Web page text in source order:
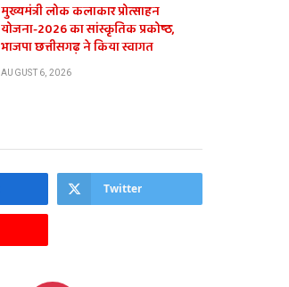
मुख्यमंत्री लोक कलाकार प्रोत्साहन
योजना-2026 का सांस्कृतिक प्रकोष्ठ,
भाजपा छत्तीसगढ़ ने किया स्वागत
AUGUST 6, 2026
Twitter